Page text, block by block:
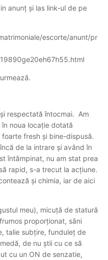
anunț și las link-ul de pe
escorte/anunt/pr
respectată întocmai. Am
noua locație dotată
fresh și bine-dispusă.
de la intrare și având în
întâmpinat, nu am stat prea
rapid, s-a trecut la acțiune.
și chimia, iar de aici
meu), micuță de statură
proporționat, sâni
talie subțire, funduleț de
de nu știi cu ce să
cu un ON de senzatie,